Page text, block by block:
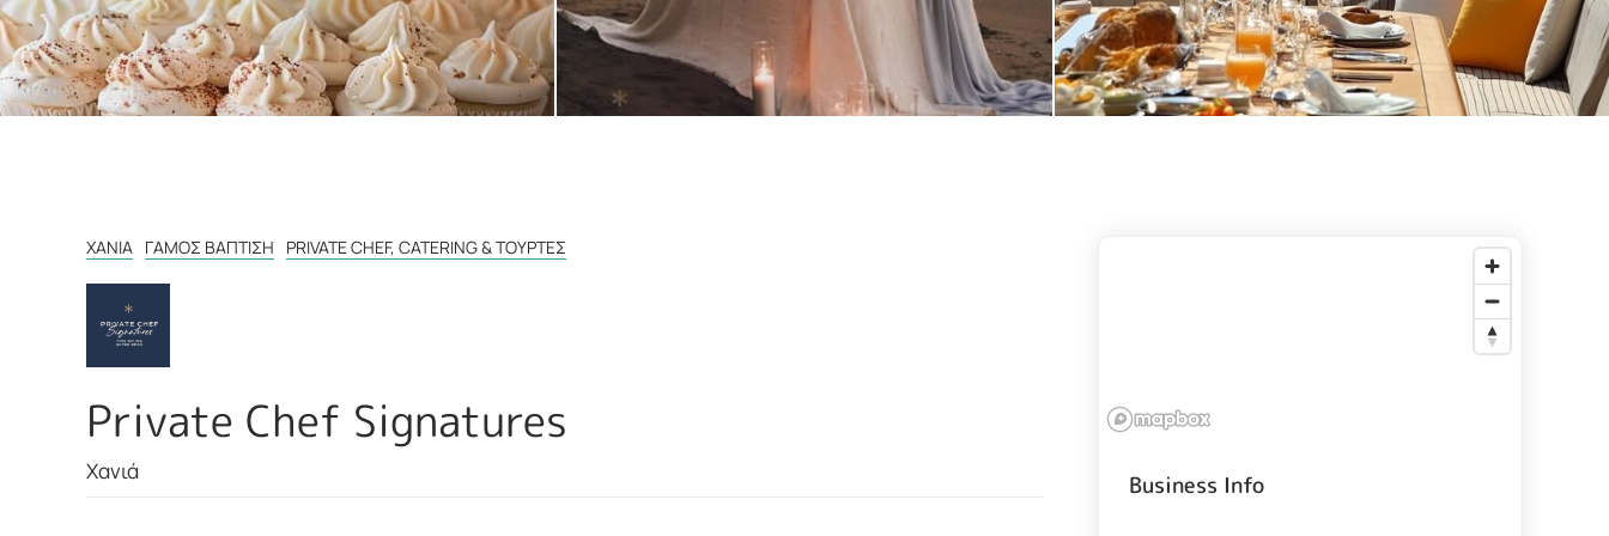
ΧΑΝΙΆ ΓΆΜΟΣ ΒΆΠΤΙΣΗ PRIVATE CHEF, CATERING & TOΎΡΤΕΣ
Private Chef Signatures
Χανιά Business Info